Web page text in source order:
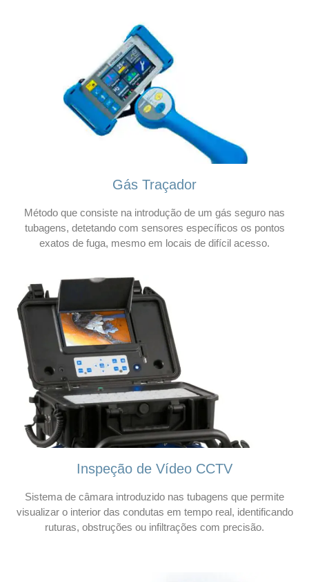
Gás Traçador
Método que consiste na introdução de um gás seguro nas
tubagens, detetando com sensores específicos os pontos
exatos de fuga, mesmo em locais de difícil acesso.
Inspeção de Vídeo CCTV
Sistema de câmara introduzido nas tubagens que permite
visualizar o interior das condutas em tempo real, identificando
ruturas, obstruções ou infiltrações com precisão.